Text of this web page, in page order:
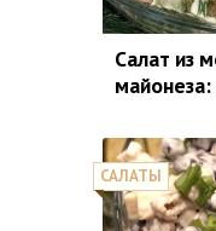
Салат из
майонеза:
САЛАТЫ